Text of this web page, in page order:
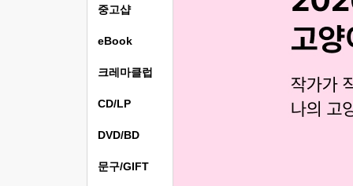
중고샵
eBook
크레마클럽
CD/LP
DVD/BD
문구/GIFT